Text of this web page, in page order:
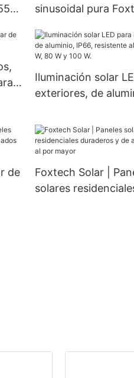
sinusoidal pura
precio mayorista, 4
kW, 48 V, 120/240
uso fuera de la red.
Iluminación solar
exteriores, de
W, 80 W y 100 W.
de
Foxtech Solar |
solares